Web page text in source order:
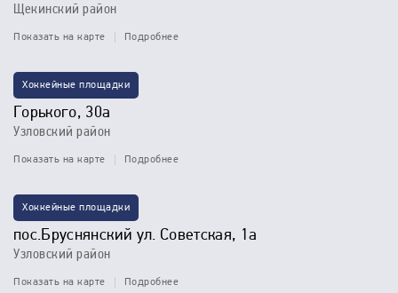
Щекинский район
Показать на карте Подробнее
Хоккейные площадки
Горького, 30а
Узловский район
Показать на карте Подробнее
Хоккейные площадки
пос.Бруснянский ул. Советская, 1а
Узловский район
Показать на карте Подробнее